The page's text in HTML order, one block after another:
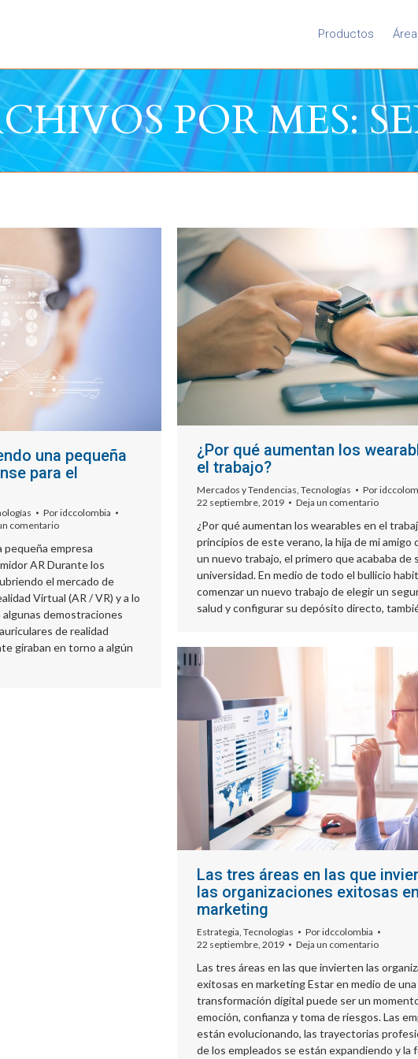
Productos
POR MES:
una pequeña
para el
Poridccolombia
comentario
pequeña empresa
AR Durante los
el mercado de
Virtual (AR / VR) y a lo
demostraciones
de realidad
giraban en torno a algún
¿Por qué aumentan los
el trabajo?
Mercados y Tendencias Tecnologías Por
22 septiembre, 2019
Deja un comentario
¿Por qué aumentan los wearables en el
principios de este verano, la hija de mi amigo
un nuevo trabajo, el primero que acababa de
universidad. En medio de todo el bullicio
comenzar un nuevo trabajo de elegir un
salud y configurar su depósito directo,
Las tres áreas en las que
las organizaciones exitosas en
marketing
Estrategia Tecnologías Poridccolombia
22 septiembre, 2019
Deja un comentario
Las tres áreas en las que invierten las
exitosas en marketing Estar en medio de una
transformación digital puede ser un
emoción, confianza y toma de riesgos. Las
están evolucionando, las trayectorias
de los empleados se están expandiendo y la